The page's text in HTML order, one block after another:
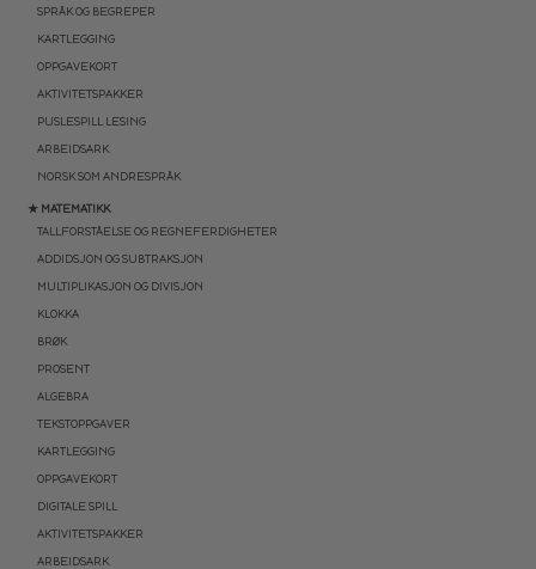
SPRÅK OG BEGREPER
KARTLEGGING
OPPGAVEKORT
AKTIVITETSPAKKER
PUSLESPILL LESING
ARBEIDSARK
NORSK SOM ANDRESPRÅK
★ MATEMATIKK
TALLFORSTÅELSE OG REGNEFERDIGHETER
ADDIDSJON OG SUBTRAKSJON
MULTIPLIKASJON OG DIVISJON
KLOKKA
BRØK
PROSENT
ALGEBRA
TEKSTOPPGAVER
KARTLEGGING
OPPGAVEKORT
DIGITALE SPILL
AKTIVITETSPAKKER
ARBEIDSARK